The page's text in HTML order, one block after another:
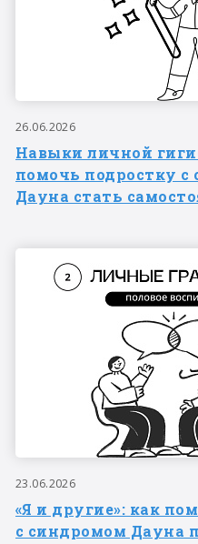
26.06.2026
Навыки личной
помочь подростку с
Дауна стать
23.06.2026
«Я и другие»: как
с синдромом Дауна